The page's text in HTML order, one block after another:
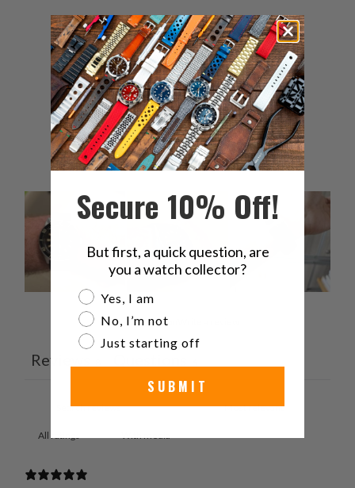
5 88%
4
13%
3
0%
2
0%
1
0%
Ask a question
Reviews
With media
Secure 10% Off!
But first, a quick question, are
you a watch collector?
Are you a watch collector?
Yes, I am
No, I’m not
Just starting off
SUBMIT